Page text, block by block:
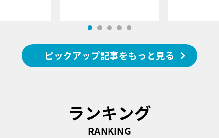
ピックアップ記事をもっと見る
ランキング
RANKING